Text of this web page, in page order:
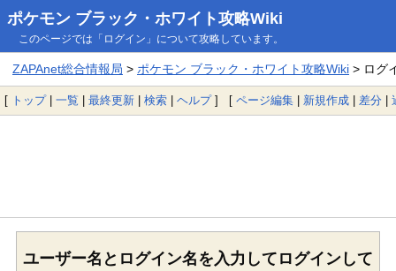
ポケモン ブラック・ホワイト攻略Wiki
このページでは「ログイン」について攻略しています。
ZAPAnet総合情報局 > ポケモン ブラック・ホワイト攻略Wiki> ログ
[ トップ| 一覧 | 最終更新 | 検索 | ヘルプ] [ ページ編集 | 新規作成 | 差分 |
ユーザー名とログイン名を入力してログインして